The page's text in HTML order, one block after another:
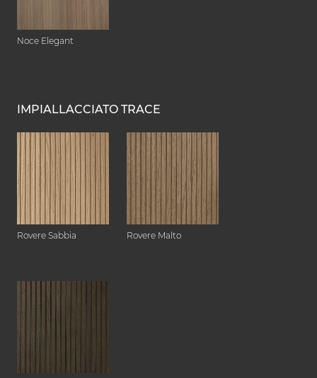
Noce Elegant
IMPIALLACCIATO TRACE
Rovere Sabbia Rovere Malto